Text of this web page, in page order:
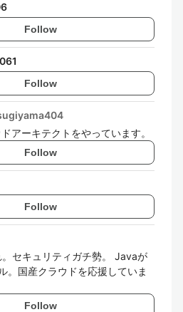
Follow
Follow
アーキテクトをやっています。
Follow
Follow
セキュリティガチ勢。 Javaが
。国産クラウドを応援していま
Follow